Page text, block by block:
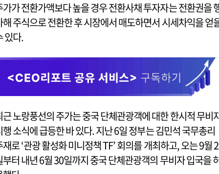
가가 전환가액보다 높을 경우 전환사채 투자자는 전환권을
해 주식으로 전환한 후 시장에서 매도하면서 시세차익을 얻
있다.
근 노랑풍선의 주가는 중국 단체관광객에 대한 한시적 무비
행 소식에 급등한 바 있다. 지난 6일 정부는 김민석 국무총리
재로 ‘관광 활성화 미니정책 TF’ 회의를 개최하고, 오는 9월
부터 내년 6월 30일까지 중국 단체관광객의 무비자 입국을